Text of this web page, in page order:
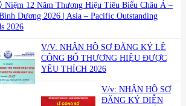
Niệm 12 Năm Thương Hiệu Tiêu Biểu Châu Á –
Dương 2026 | Asia – Pacific Outstanding
2026
V/V: NHẬN HỒ SƠ ĐĂNG KÝ LỄ
CÔNG BỐ THƯƠNG HIỆU ĐƯỢC
YÊU THÍCH 2026
V/v: NHẬN HỒ SƠ
ĐĂNG KÝ DIỄN